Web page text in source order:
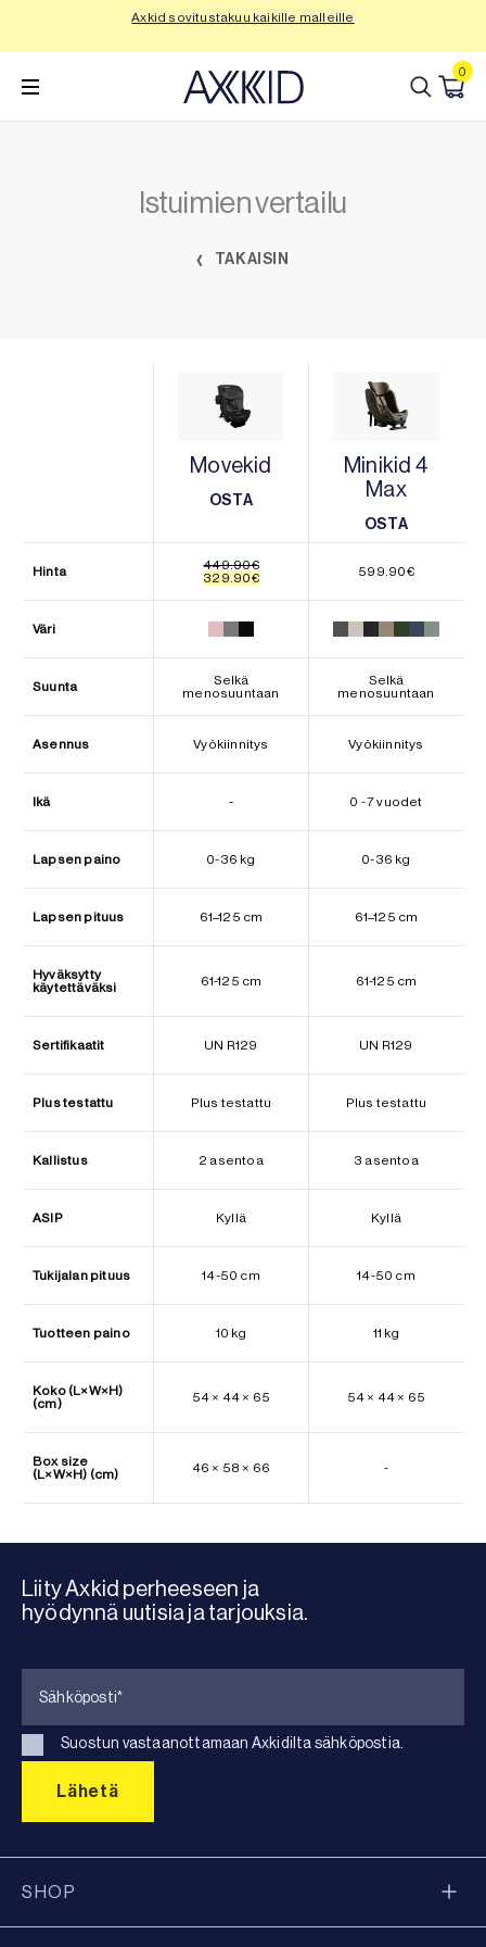
Axkid sovitustakuu kaikille malleille
0
Istuimien vertailu
TAKAISIN
Movekid
OSTA
Minikid 4
Max
OSTA
OSTA
Hinta 449.90€
Alkuperäinen
hinta
oli:
329.90€Nykyinen
hinta
on:
599.90€
Väri
Suunta
Selkä
menosuuntaan
Selkä
menosuuntaan
Asennus Vyökiinnitys Vyökiinnitys
Ikä - 0 - 7 vuodet
Lapsen paino 0-36 kg 0-36 kg
Lapsen pituus 61–125 cm 61–125 cm
Hyväksytty
käytettäväksi
61-125 cm 61-125 cm
Sertifikaatit UN R129 UN R129
Plus testattu Plus testattu Plus testattu
Kallistus 2 asentoa 3 asentoa
ASIP Kyllä Kyllä
Tukijalan pituus 14-50 cm 14-50 cm
Tuotteen paino 10 kg 11 kg
Koko (L×W×H)
(cm)
54 × 44 × 65 54 × 44 × 65
Box size
(L×W×H) (cm)
46 × 58 × 66 -
Liity Axkid perheeseen ja
hyödynnä uutisia ja tarjouksia.
Suostun vastaanottamaan Axkidilta sähköpostia.
SHOP